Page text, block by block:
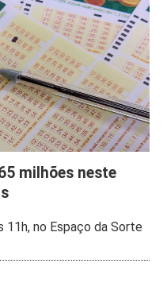
milhões neste
11h, no Espaço da Sorte